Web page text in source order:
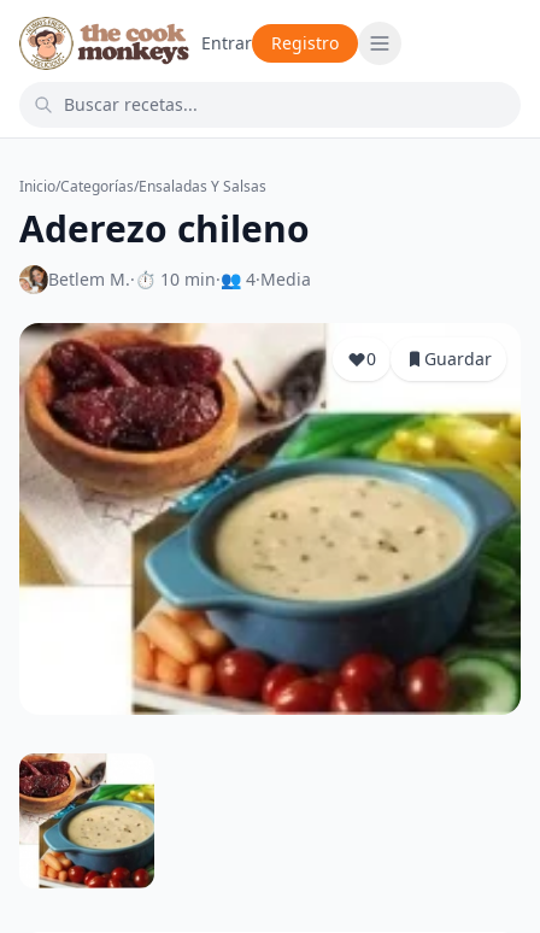
Entrar Registro
Inicio/Categorías/Ensaladas Y Salsas
Aderezo chileno
Betlem M.·⏱ 10 min·👥 4·Media
0 Guardar